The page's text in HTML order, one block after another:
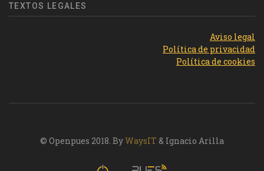
TEXTOS LEGALES
Aviso legal
Política de privacidad
Política de cookies
© Openpues 2018. By WaysIT & Ignacio Arilla